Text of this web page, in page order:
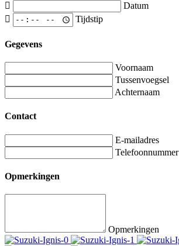
Datum
Tijdstip
Gegevens
Voornaam
Tussenvoegsel
Achternaam
Contact
E-mailadres
Telefoonnummer
Opmerkingen
Opmerkingen